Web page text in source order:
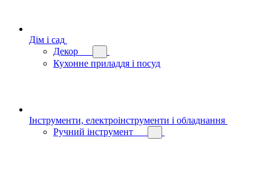
Дім і сад
Декор
Кухонне приладдя і посуд
Інструменти, електроінструменти і обладнання
Ручний інструмент